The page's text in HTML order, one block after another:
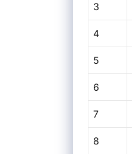
3
4
5
6
7
8